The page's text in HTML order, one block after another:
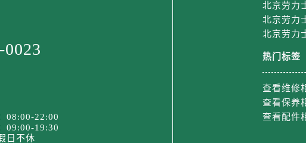
劳力士售后服务中心（需提前预约）
力士售后服务中心（需提前预约）
劳力士售后服务中心（需提前预约）
路劳力士售后服务中心（需提前预约）
劳力士售后服务中心（需提前预约）
0023
08:00-22:00
09:00-19:30
日不休
北京劳力
北京劳力
北京劳力
热门标签
查看维修
查看保养
查看配件